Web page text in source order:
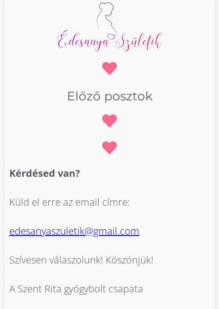
Előző posztok
Kérdésed van?
Küld el erre az email címre:
edesanyaszuletik@gmail.com
Szívesen válaszolunk! Köszönjük!
A Szent Rita gyógybolt csapata